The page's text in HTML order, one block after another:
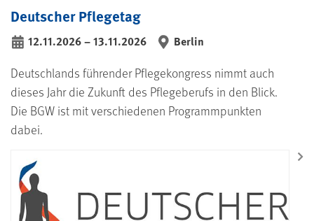
Deutscher Pflegetag
12.11.2026–13.11.2026 Berlin
Deutschlands führender Pflegekongress nimmt auch
dieses Jahr die Zukunft des Pflegeberufs in den Blick.
Die BGW ist mit verschiedenen Programmpunkten
dabei.